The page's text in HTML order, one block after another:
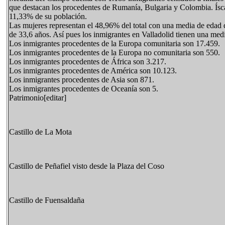
que destacan los procedentes de Rumanía, Bulgaria y Colombia.
11,33% de su población.
Las mujeres representan el 48,96% del total con una media de
de 33,6 años. Así pues los inmigrantes en Valladolid tienen una
Los inmigrantes procedentes de la Europa comunitaria son 17.459.
Los inmigrantes procedentes de la Europa no comunitaria son 550.
Los inmigrantes procedentes de África son 3.217.
Los inmigrantes procedentes de América son 10.123.
Los inmigrantes procedentes de Asia son 871.
Los inmigrantes procedentes de Oceanía son 5.
Patrimonio[editar]
Castillo de La Mota
Castillo de Peñafiel visto desde la Plaza del Coso
Castillo de Fuensaldaña